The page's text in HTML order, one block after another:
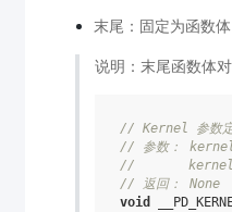
末尾：固定为函数
说明：末尾函数体
// Kernel 参数
// 参数：
//       kernel
// 返回： None
void